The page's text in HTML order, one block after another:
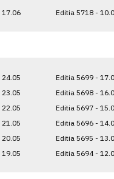
17.06
Editia 5718 -
Editia 5699 -
Editia 5698 -
Editia 5697 -
Editia 5696 -
Editia 5695 -
Editia 5694 -